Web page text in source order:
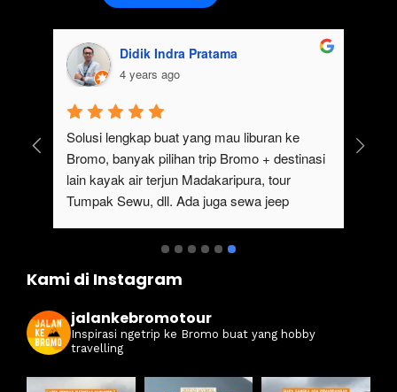
Didik Indra Pratama
4 years ago
Solusi lengkap buat yang mau liburan ke
Bromo, banyak pilihan trip Bromo + destinasi
lain kayak air terjun Madakaripura, tour
Tumpak Sewu, dll. Ada juga sewa jeep
Kami di Instagram
jalankebromotour
Inspirasi ngetrip ke Bromo buat yang hobby
travelling